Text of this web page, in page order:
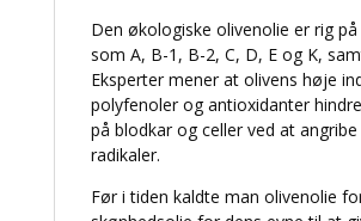
Den økologiske olivenolie er rig
som A, B-1, B-2, C, D, E og K,
Eksperter mener at olivens høje
polyfenoler og antioxidanter
på blodkar og celler ved at
radikaler.
Før i tiden kaldte man olivenolie